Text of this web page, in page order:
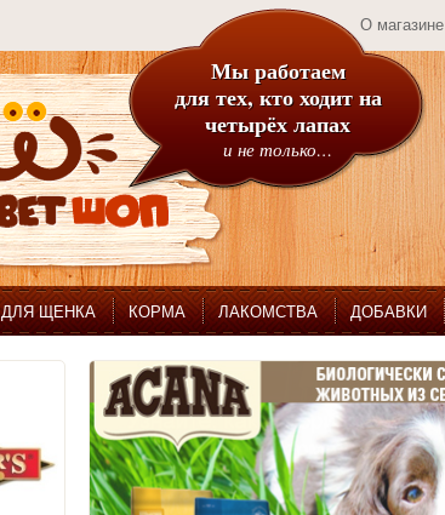
О магазине
Мы работаем
для тех, кто ходит на
четырёх лапах
и не только…
ДЛЯ ЩЕНКА КОРМА ЛАКОМСТВА ДОБАВКИ